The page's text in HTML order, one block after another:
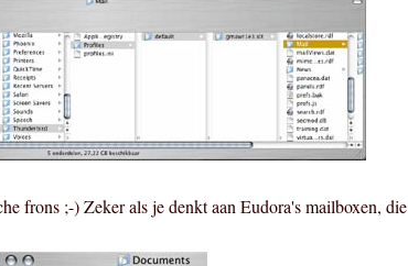
frons ;-) Zeker als je denkt aan Eudora's mailboxen,